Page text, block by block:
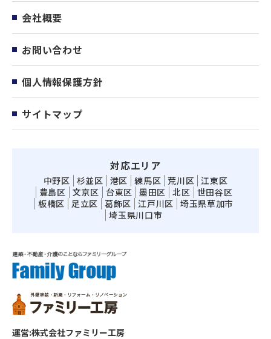
会社概要
お問い合わせ
個人情報保護方針
サイトマップ
対応エリア
中野区 杉並区 港区 練馬区 荒川区 江東区
豊島区 文京区 台東区 墨田区 北区 世田谷区
板橋区
足立区 葛飾区 江戸川区 埼玉県草加市
埼玉県川口市
運営:株式会社ファミリー工房